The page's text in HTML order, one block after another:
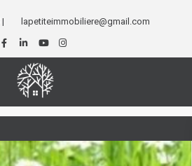
| lapetiteimmobiliere@gmail.com